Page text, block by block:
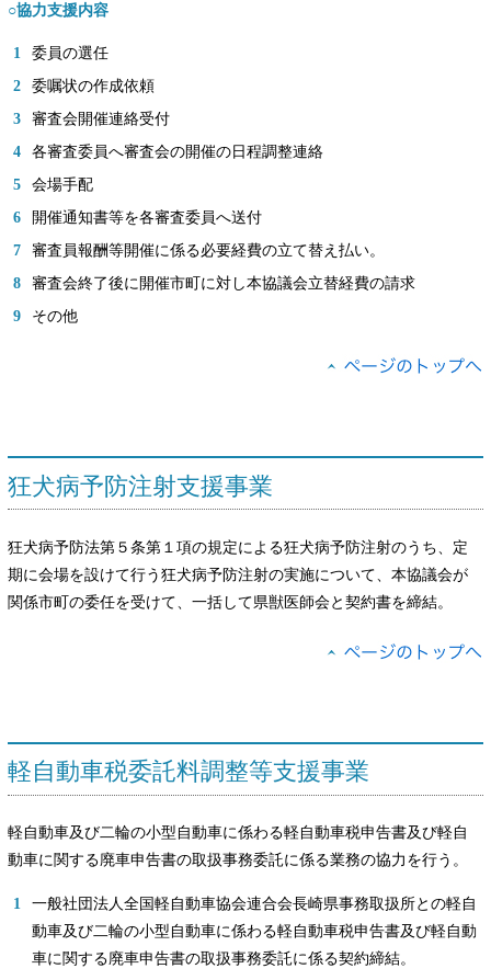
○協力支援内容
委員の選任
委嘱状の作成依頼
審査会開催連絡受付
各審査委員へ審査会の開催の日程調整連絡
会場手配
開催通知書等を各審査委員へ送付
審査員報酬等開催に係る必要経費の立て替え払い。
審査会終了後に開催市町に対し本協議会立替経費の請求
その他
狂犬病予防注射支援事業
狂犬病予防法第５条第１項の規定による狂犬病予防注射のうち、定
期に会場を設けて行う狂犬病予防注射の実施について、本協議会が
関係市町の委任を受けて、一括して県獣医師会と契約書を締結。
軽自動車税委託料調整等支援事業
軽自動車及び二輪の小型自動車に係わる軽自動車税申告書及び軽自
動車に関する廃車申告書の取扱事務委託に係る業務の協力を行う。
一般社団法人全国軽自動車協会連合会長崎県事務取扱所との軽自
動車及び二輪の小型自動車に係わる軽自動車税申告書及び軽自動
車に関する廃車申告書の取扱事務委託に係る契約締結。